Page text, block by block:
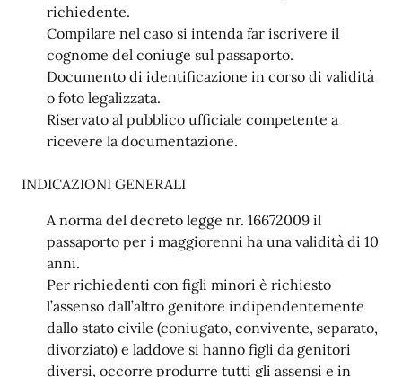
richiedente.
Compilare nel caso si intenda far iscrivere il
cognome del coniuge sul passaporto.
Documento di identificazione in corso di validità
o foto legalizzata.
Riservato al pubblico ufficiale competente a
ricevere la documentazione.
INDICAZIONI GENERALI
A norma del decreto legge nr. 16672009 il
passaporto per i maggiorenni ha una validità di 10
anni.
Per richiedenti con figli minori è richiesto
l’assenso dall’altro genitore indipendentemente
dallo stato civile (coniugato, convivente, separato,
divorziato) e laddove si hanno figli da genitori
diversi, occorre produrre tutti gli assensi e in